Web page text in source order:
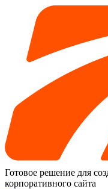
Готовое решение для
корпоративного сайта